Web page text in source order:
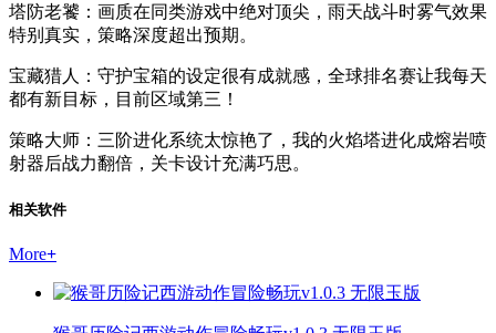
塔防老饕：画质在同类游戏中绝对顶尖，雨天战斗时雾气效果
特别真实，策略深度超出预期。
宝藏猎人：守护宝箱的设定很有成就感，全球排名赛让我每天
都有新目标，目前区域第三！
策略大师：三阶进化系统太惊艳了，我的火焰塔进化成熔岩喷
射器后战力翻倍，关卡设计充满巧思。
相关软件
More+